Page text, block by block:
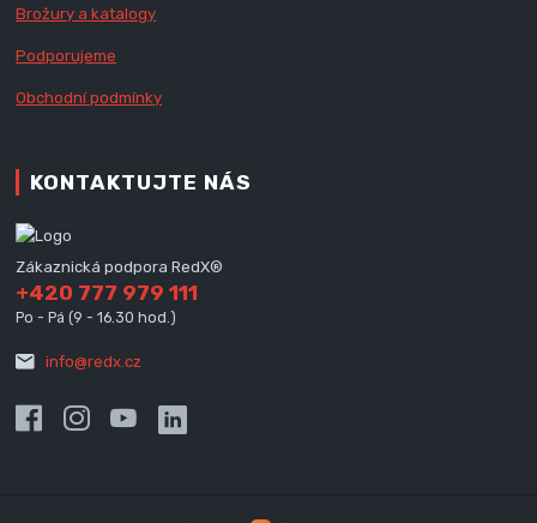
Brožury a katalogy
Podporujeme
Obchodní podmínky
KONTAKTUJTE NÁS
Zákaznická podpora RedX®
+420 777 979 111
Po - Pá (9 - 16.30 hod.)
info@redx.cz